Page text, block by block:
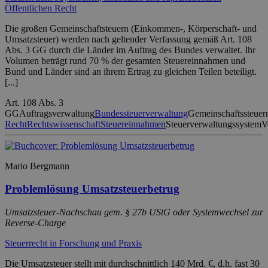
Öffentlichen Recht
Die großen Gemeinschaftsteuern (Einkommen-, Körperschaft- und
Umsatzsteuer) werden nach geltender Verfassung gemäß Art. 108
Abs. 3 GG durch die Länder im Auftrag des Bundes verwaltet. Ihr
Volumen beträgt rund 70 % der gesamten Steuereinnahmen und
Bund und Länder sind an ihrem Ertrag zu gleichen Teilen beteiligt.
[...]
Art. 108 Abs. 3
GGAuftragsverwaltungBundessteuerverwaltung
RechtRechtswissenschaftSteuereinnahmenSteuerverwaltungssystem
Mario Bergmann
Problemlösung Umsatzsteuerbetrug
Umsatzsteuer-Nachschau gem. § 27b UStG oder Systemwechsel zur
Reverse-Charge
Steuerrecht in Forschung und Praxis
Die Umsatzsteuer stellt mit durchschnittlich 140 Mrd. €, d.h. fast 30